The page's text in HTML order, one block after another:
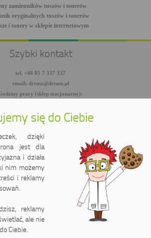
zamienników tuszów i tonerów
oryginalnych tuszów i tonerów
i tonery w sklepie internetowym
Szybki kontakt
tel. +48 85 7 337 337
email: drtusz@drtusz.pl
pracy (sklep stacjonarny):
facebook.com/DrTusz
youtube.com/DrTusz
DrTusz Sp. z o.o.
się do Ciebie
dzięki
jest dla
i działa
nim możemy
i reklamy
reklamy
ale nie
Ciebie.